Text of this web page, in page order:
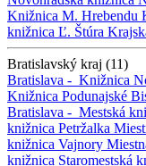
Knižnica M. Hrebendu
knižnica Ľ. Štúra
Bratislavský kraj (11)
Bratislava - Knižnica
Knižnica Podunajské
Bratislava - Mestská
knižnica Petržalka
knižnica Vajnory
knižnica Staromestská